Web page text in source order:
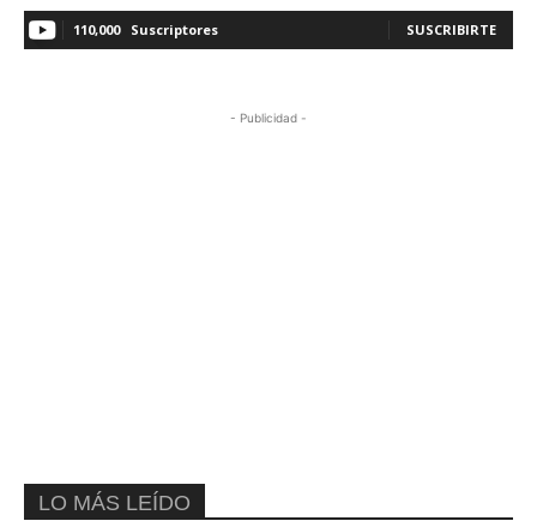
110,000 Suscriptores SUSCRIBIRTE
- Publicidad -
LO MÁS LEÍDO